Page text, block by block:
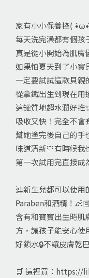
每天洗完澡都有個孩
真是從小開始為肌膚
如果怕夏天到了小寶
一定要試試這款貝親
從拿鐵出生到現在用
這罐質地超水潤好推
吸收又快！完全不會
幫她塗完後自己的手
味道清新🤍有時候我
第一次試用完直接成
連新生兒都可以使用
Paraben和酒精！
含有和寶寶出生時肌
方，讓孩子能安心使
好鎖水🔒不讓皮膚乾
🛒 這裡買：https://